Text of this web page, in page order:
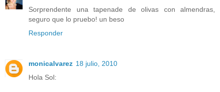
Sorprendente una tapenade de olivas con almendras,
seguro que lo pruebo! un beso
Responder
monicalvarez 18 julio, 2010
Hola Sol: